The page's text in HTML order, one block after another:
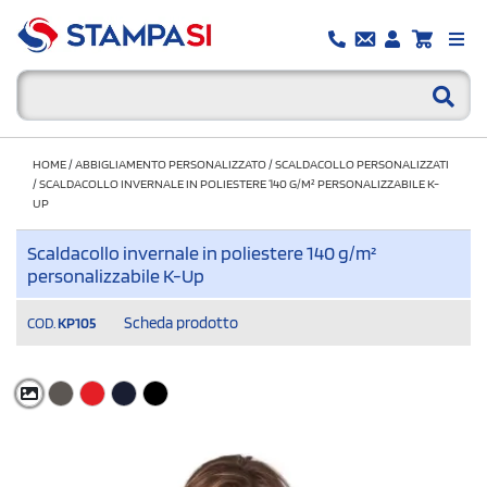
HOME/ABBIGLIAMENTO PERSONALIZZATO/SCALDACOLLO PERSONALIZZATI
/SCALDACOLLO INVERNALE IN POLIESTERE 140 G/M² PERSONALIZZABILE K-
UP
Scaldacollo invernale in poliestere 140 g/m²
personalizzabile K-Up
COD. KP105 Scheda prodotto